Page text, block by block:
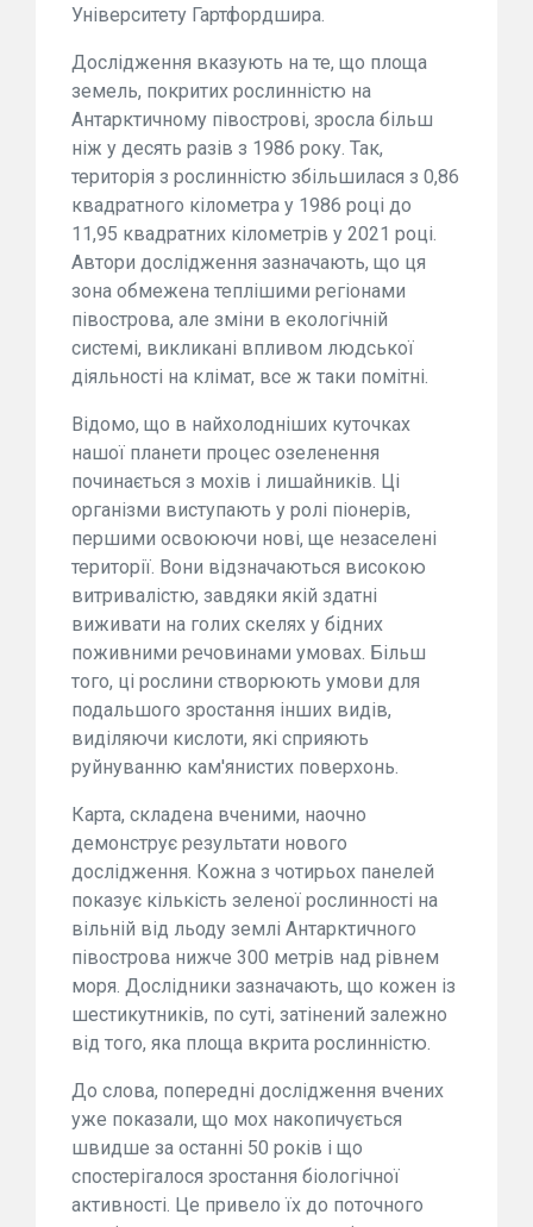
Університету Гартфордшира.
Дослідження вказують на те, що площа
земель, покритих рослинністю на
Антарктичному півострові, зросла більш
ніж у десять разів з 1986 року. Так,
територія з рослинністю збільшилася з 0,86
квадратного кілометра у 1986 році до
11,95 квадратних кілометрів у 2021 році.
Автори дослідження зазначають, що ця
зона обмежена теплішими регіонами
півострова, але зміни в екологічній
системі, викликані впливом людської
діяльності на клімат, все ж таки помітні.
Відомо, що в найхолодніших куточках
нашої планети процес озеленення
починається з мохів і лишайників. Ці
організми виступають у ролі піонерів,
першими освоюючи нові, ще незаселені
території. Вони відзначаються високою
витривалістю, завдяки якій здатні
виживати на голих скелях у бідних
поживними речовинами умовах. Більш
того, ці рослини створюють умови для
подальшого зростання інших видів,
виділяючи кислоти, які сприяють
руйнуванню кам'янистих поверхонь.
Карта, складена вченими, наочно
демонструє результати нового
дослідження. Кожна з чотирьох панелей
показує кількість зеленої рослинності на
вільній від льоду землі Антарктичного
півострова нижче 300 метрів над рівнем
моря. Дослідники зазначають, що кожен із
шестикутників, по суті, затінений залежно
від того, яка площа вкрита рослинністю.
До слова, попередні дослідження вчених
уже показали, що мох накопичується
швидше за останні 50 років і що
спостерігалося зростання біологічної
активності. Це привело їх до поточного